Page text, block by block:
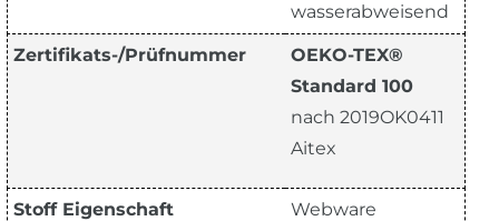
wasserabweisend
Zertifikats-/Prüfnummer
OEKO-TEX®
Standard 100
nach 2019OK0411
Aitex
Stoff Eigenschaft Webware